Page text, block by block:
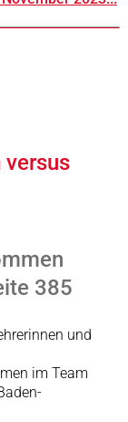
versus
385
und
im Team